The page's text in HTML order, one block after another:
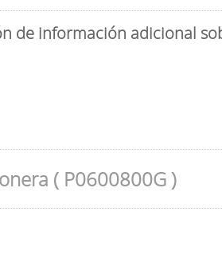
de información adicional
( P0600800G )